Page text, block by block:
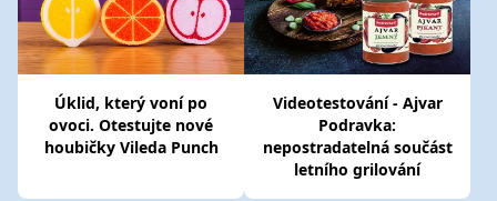
Úklid, který voní po
ovoci. Otestujte nové
houbičky Vileda Punch
Videotestování - Ajvar
Podravka:
nepostradatelná součást
letního grilování